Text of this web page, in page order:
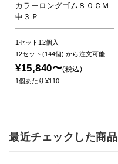
カラーロングゴム８０ＣＭ
中３Ｐ
1セット12個入
12セット(144個)から注文可能
¥15,840〜(税込)
1個あたり¥110
最近チェックした商品